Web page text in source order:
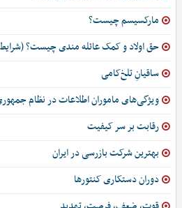
مارکسیسم چیست؟
حق اولاد و کمک عائله مندی چیست؟ (شرایط
ساقیانِ تلخ‌کامی
ویژگی‌های ماموران اطلاعات در نظام
رقابت بر سر کیفیت
بهترین شرکت بازرسی در ایران
دوران دستکاری کنتورها